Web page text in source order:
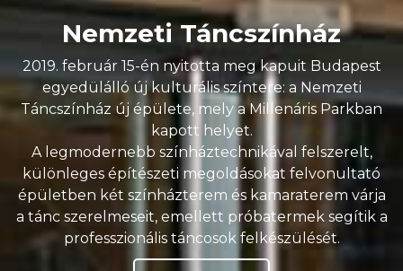
Nemzeti Táncszínház
2019. február 15-én nyitotta meg kapuit Budapest
egyedülálló új kulturális színtere: a Nemzeti
Táncszínház új épülete, mely a Millenáris Parkban
kapott helyet.
A legmodernebb színháztechnikával felszerelt,
különleges építészeti megoldásokat felvonultató
épületben két színházterem és kamaraterem várja
a tánc szerelmeseit, emellett próbatermek segítik a
professzionális táncosok felkészülését.